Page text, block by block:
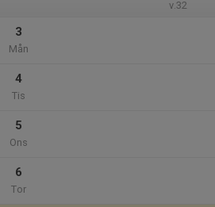
v.32
3
Mån
4
Tis
5
Ons
6
Tor